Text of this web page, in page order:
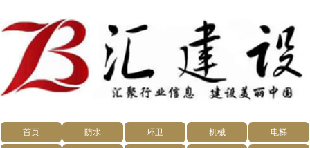
首页 防水 环卫 机械 电梯